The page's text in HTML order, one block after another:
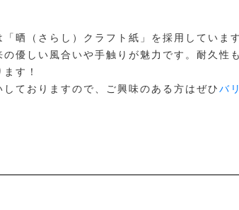
晒（さらし）クラフト紙」を採用しています
優しい風合いや手触りが魅力です。耐久性
す！
ておりますので、ご興味のある方はぜひバ